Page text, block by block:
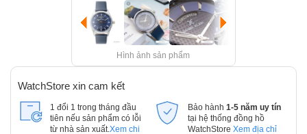
Hình ảnh sản phẩm
WatchStore xin cam kết
1 đổi 1 trong tháng đầu
tiên nếu sản phẩm có lỗi
từ nhà sản xuất. Xem chi
Bảo hành 1-5 năm uy tín
tại hệ thống đồng hồ
WatchStore Xem địa chỉ